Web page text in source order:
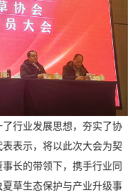
行业发展思想，夯实了协
表示，将以此次大会为契
长的带领下，携手行业同
草生态保护与产业升级事